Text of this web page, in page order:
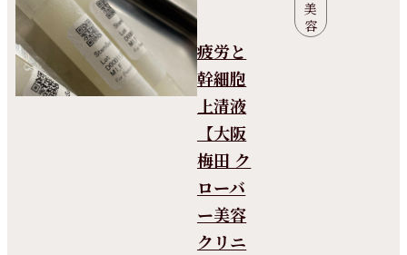
美
容
疲労と
幹細胞
上清液
【大阪
梅田 ク
ローバ
ー美容
クリニ